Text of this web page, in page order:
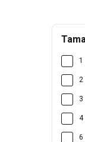
1
2
3
4
6